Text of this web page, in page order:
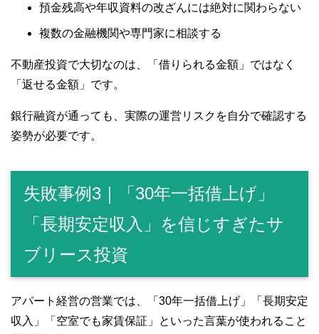
預金残高や年収資料の改ざんには絶対に関わらない
複数の金融機関や専門家に相談する
不動産投資で大切なのは、「借りられる金額」ではなく
「返せる金額」です。
銀行融資が通っても、実際の運営リスクを自分で確認する
姿勢が必要です。
失敗事例3｜「30年一括借上げ」
「長期安定収入」を信じすぎたサ
ブリース投資
アパート経営の営業では、「30年一括借上げ」「長期安定
収入」「空室でも家賃保証」といった言葉が使われること